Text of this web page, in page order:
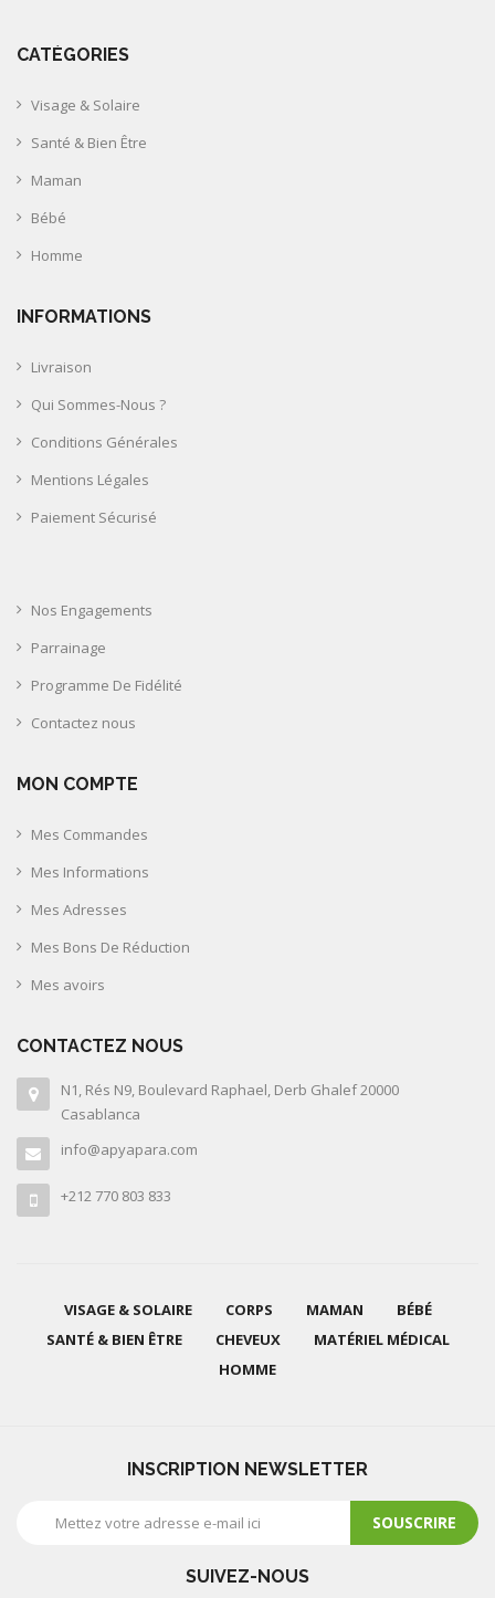
CATÉGORIES
Visage & Solaire
Santé & Bien Être
Maman
Bébé
Homme
INFORMATIONS
Livraison
Qui Sommes-Nous ?
Conditions Générales
Mentions Légales
Paiement Sécurisé
Nos Engagements
Parrainage
Programme De Fidélité
Contactez nous
MON COMPTE
Mes Commandes
Mes Informations
Mes Adresses
Mes Bons De Réduction
Mes avoirs
CONTACTEZ NOUS
N1, Rés N9, Boulevard Raphael, Derb Ghalef 20000
Casablanca
info@apyapara.com
+212 770 803 833
VISAGE & SOLAIRE CORPS MAMAN
BÉBÉ
SANTÉ & BIEN ÊTRE
CHEVEUX
MATÉRIEL MÉDICAL
HOMME
INSCRIPTION NEWSLETTER
SOUSCRIRE
SUIVEZ-NOUS